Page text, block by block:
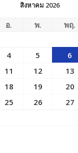
สิงหาคม 2026
อ. พ. พฤ.
4 5 6
11 12 13
18 19 20
25 26 27